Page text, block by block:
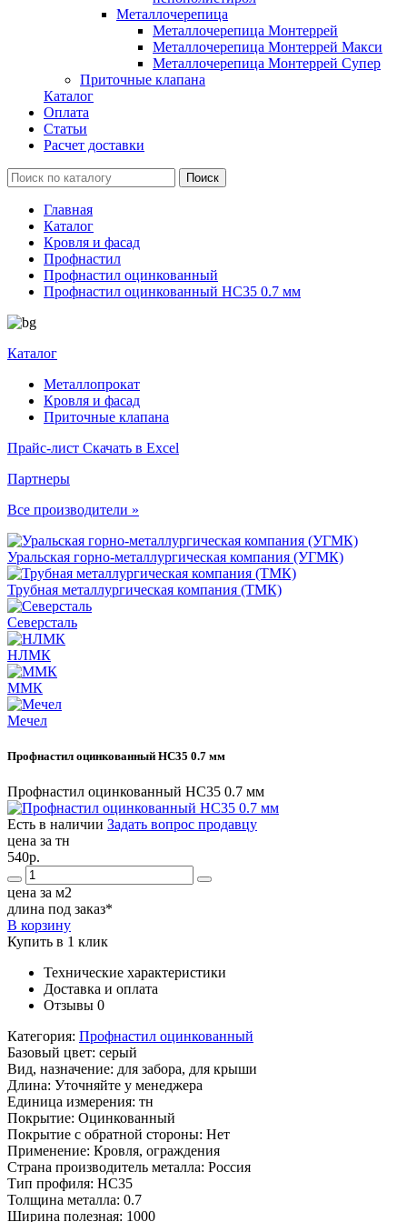
Металлочерепица
Металлочерепица Монтеррей
Металлочерепица Монтеррей Макси
Металлочерепица Монтеррей Супер
Приточные клапана
Каталог
Оплата
Статьи
Расчет доставки
Главная
Каталог
Кровля и фасад
Профнастил
Профнастил оцинкованный
Профнастил оцинкованный НС35 0.7 мм
Каталог
Металлопрокат
Кровля и фасад
Приточные клапана
Прайс-лист Скачать в Excel
Партнеры
Все производители »
Уральская горно-металлургическая компания (УГМК)
Трубная металлургическая компания (ТМК)
Северсталь
НЛМК
ММК
Мечел
Профнастил оцинкованный НС35 0.7 мм
Профнастил оцинкованный НС35 0.7 мм
Есть в наличии Задать вопрос продавцу
цена за тн
540р.
цена за м2
длина под заказ*
В корзину
Купить в 1 клик
Технические характеристики
Доставка и оплата
Отзывы 0
Категория: Профнастил оцинкованный
Базовый цвет: серый
Вид, назначение: для забора, для крыши
Длина: Уточняйте у менеджера
Единица измерения: тн
Покрытие: Оцинкованный
Покрытие с обратной стороны: Нет
Применение: Кровля, ограждения
Страна производитель металла: Россия
Тип профиля: НС35
Толщина металла: 0.7
Ширина полезная: 1000